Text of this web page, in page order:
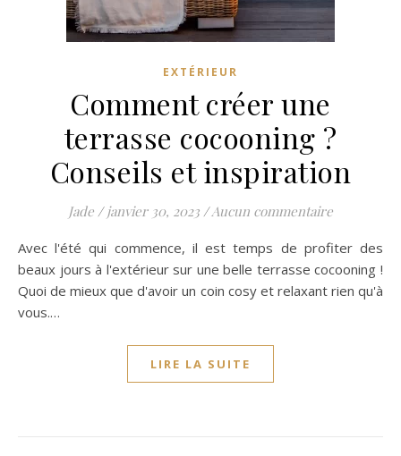
EXTÉRIEUR
Comment créer une
terrasse cocooning ?
Conseils et inspiration
Jade / janvier 30, 2023 /Aucun commentaire
Avec l'été qui commence, il est temps de profiter des
beaux jours à l'extérieur sur une belle terrasse cocooning !
Quoi de mieux que d'avoir un coin cosy et relaxant rien qu'à
vous.…
LIRE LA SUITE